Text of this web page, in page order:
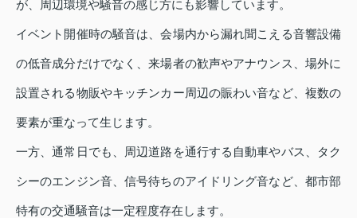
が、周辺環境や騒音の感じ方にも影響しています。
イベント開催時の騒音は、会場内から漏れ聞こえる音響設備
の低音成分だけでなく、来場者の歓声やアナウンス、場外に
設置される物販やキッチンカー周辺の賑わい音など、複数の
要素が重なって生じます。
一方、通常日でも、周辺道路を通行する自動車やバス、タク
シーのエンジン音、信号待ちのアイドリング音など、都市部
特有の交通騒音は一定程度存在します。